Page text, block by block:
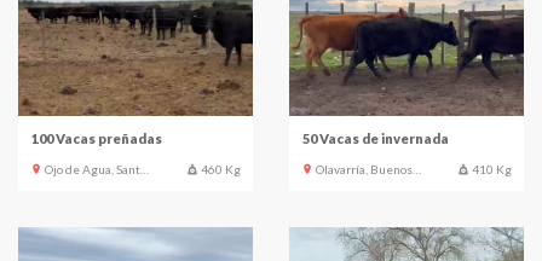
100 Vacas preñadas
460 Kg
50 Vacas de invernada
410 Kg